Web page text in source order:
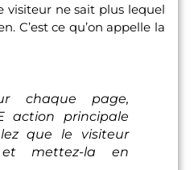
visiteur ne sait plus lequel
C’est ce qu’on appelle la
chaque page,
action principale
que le visiteur
et mettez-la en